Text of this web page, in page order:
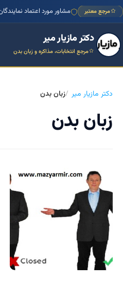
مرجع معتبر منتور بیش از ۱۰۰۰ کسب‌وکار ایرانی
دکتر مازیار میر
مرجع انتخابات، مذاکره و زبان بدن
دکتر مازیار میر زبان بدن
زبان بدن